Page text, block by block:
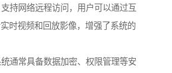
持网络远程访问，用户可以通过互
时视频和回放影像，增强了系统的
通常具备数据加密、权限管理等安